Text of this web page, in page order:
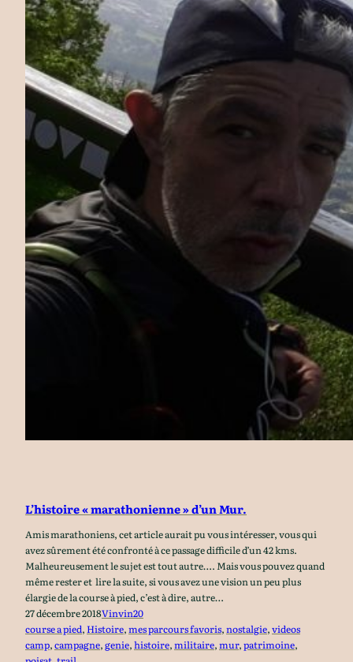
L’histoire « marathonienne » d’un Mur.
Amis marathoniens, cet article aurait pu vous intéresser, vous qui
avez sûrement été confronté à ce passage difficile d’un 42 kms.
Malheureusement le sujet est tout autre…. Mais vous pouvez quand
même rester et lire la suite, si vous avez une vision un peu plus
élargie de la course à pied, c’est à dire, autre…
27 décembre 2018Vinvin20
course a pied, Histoire, mes parcours favoris, nostalgie, videos
camp, campagne, genie, histoire, militaire, mur, patrimoine